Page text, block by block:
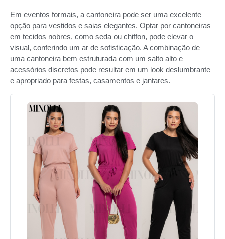
Em eventos formais, a cantoneira pode ser uma excelente
opção para vestidos e saias elegantes. Optar por cantoneiras
em tecidos nobres, como seda ou chiffon, pode elevar o
visual, conferindo um ar de sofisticação. A combinação de
uma cantoneira bem estruturada com um salto alto e
acessórios discretos pode resultar em um look deslumbrante
e apropriado para festas, casamentos e jantares.